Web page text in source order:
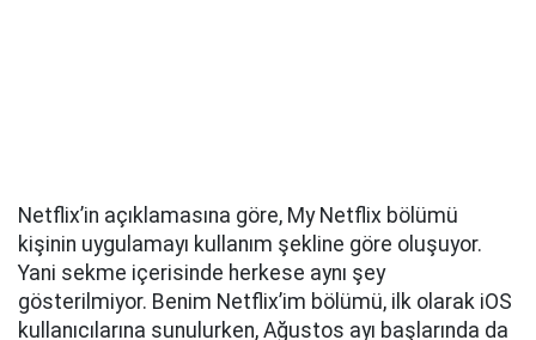
Netflix’in açıklamasına göre, My Netflix bölümü
kişinin uygulamayı kullanım şekline göre oluşuyor.
Yani sekme içerisinde herkese aynı şey
gösterilmiyor. Benim Netflix’im bölümü, ilk olarak iOS
kullanıcılarına sunulurken, Ağustos ayı başlarında da